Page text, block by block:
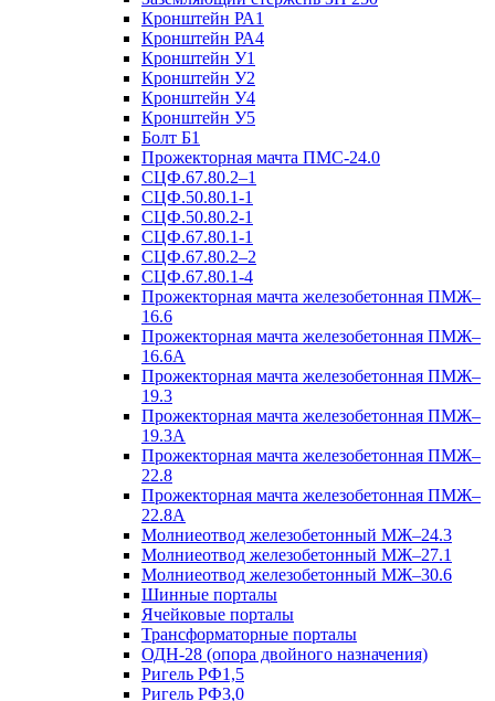
Кронштейн РА1
Кронштейн РА4
Кронштейн У1
Кронштейн У2
Кронштейн У4
Кронштейн У5
Болт Б1
Прожекторная мачта ПМС-24.0
СЦФ.67.80.2–1
СЦФ.50.80.1-1
СЦФ.50.80.2-1
СЦФ.67.80.1-1
СЦФ.67.80.2–2
СЦФ.67.80.1-4
Прожекторная мачта железобетонная ПМЖ–
16.6
Прожекторная мачта железобетонная ПМЖ–
16.6А
Прожекторная мачта железобетонная ПМЖ–
19.3
Прожекторная мачта железобетонная ПМЖ–
19.3А
Прожекторная мачта железобетонная ПМЖ–
22.8
Прожекторная мачта железобетонная ПМЖ–
22.8А
Молниеотвод железобетонный МЖ–24.3
Молниеотвод железобетонный МЖ–27.1
Молниеотвод железобетонный МЖ–30.6
Шинные порталы
Ячейковые порталы
Трансформаторные порталы
ОДН-28 (опора двойного назначения)
Ригель РФ1,5
Ригель РФ3,0